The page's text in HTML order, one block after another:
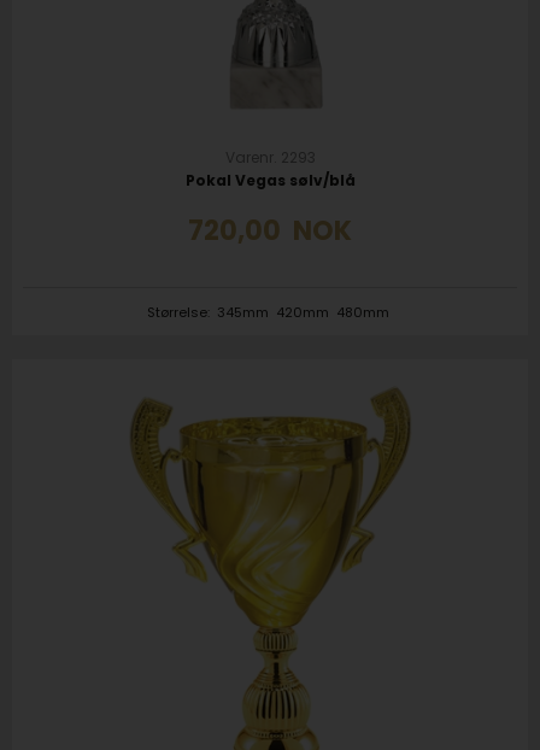
Varenr. 2293
Pokal Vegas sølv/blå
720,00 NOK
Størrelse: 345mm 420mm 480mm